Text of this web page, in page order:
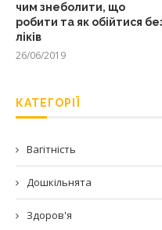
чим знеболити, що
робити та як обійтися
ліків
26/06/2019
КАТЕГОРІЇ
Вагітність
Дошкільнята
Здоров'я